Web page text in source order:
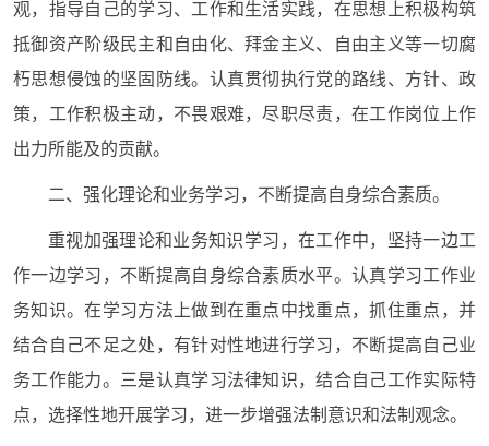
观，指导自己的学习、工作和生活实践，在思想上积极构筑
抵御资产阶级民主和自由化、拜金主义、自由主义等一切腐
朽思想侵蚀的坚固防线。认真贯彻执行党的路线、方针、政
策，工作积极主动，不畏艰难，尽职尽责，在工作岗位上作
出力所能及的贡献。
二、强化理论和业务学习，不断提高自身综合素质。
重视加强理论和业务知识学习，在工作中，坚持一边工
作一边学习，不断提高自身综合素质水平。认真学习工作业
务知识。在学习方法上做到在重点中找重点，抓住重点，并
结合自己不足之处，有针对性地进行学习，不断提高自己业
务工作能力。三是认真学习法律知识，结合自己工作实际特
点，选择性地开展学习，进一步增强法制意识和法制观念。